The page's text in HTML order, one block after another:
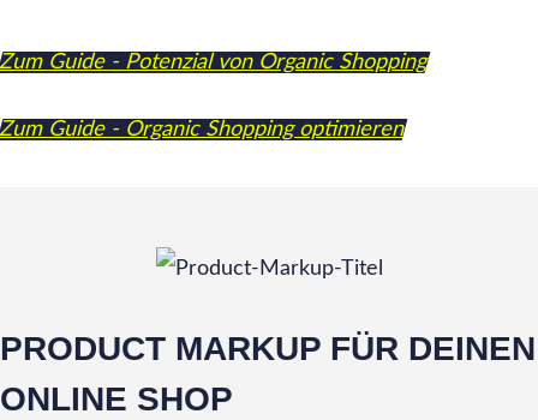
Guide - Potenzial von Organic Shopping
Guide - Organic Shopping optimieren
PRODUCT MARKUP FÜR DEINEN
ONLINE SHOP